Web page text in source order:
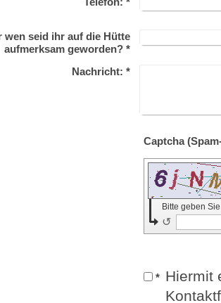
wen seid ihr auf die Hütte
aufmerksam geworden? *
Nachricht: *
Bitte geben
↺
* Hiermit